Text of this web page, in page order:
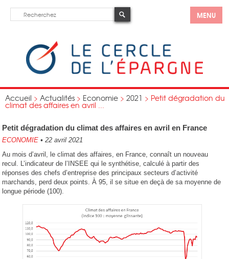
MENU
Accueil > Actualités > Economie > 2021 > Petit dégradation du
climat des affaires en avril ...
Petit dégradation du climat des affaires en avril en France
ECONOMIE • 22 avril 2021
Au mois d’avril, le climat des affaires, en France, connaît un nouveau
recul. L’indicateur de l’INSEE qui le synthétise, calculé à partir des
réponses des chefs d’entreprise des principaux secteurs d’activité
marchands, perd deux points. À 95, il se situe en deçà de sa moyenne de
longue période (100).